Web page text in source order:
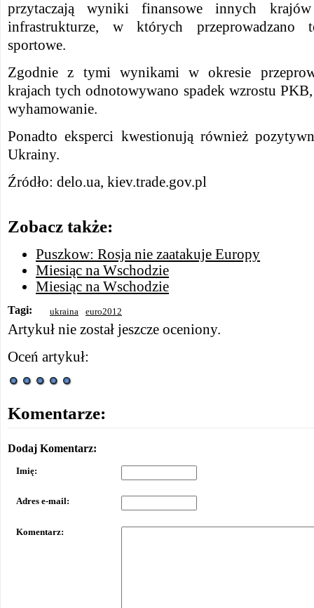
przytaczają wyniki finansowe innych
infrastrukturze, w których przeprowadzano
sportowe.
Zgodnie z tymi wynikami w okresie
krajach tych odnotowywano spadek wzrostu
wyhamowanie.
Ponadto eksperci kwestionują również
Ukrainy.
Źródło: delo.ua, kiev.trade.gov.pl
Zobacz także:
Puszkow: Rosja nie zaatakuje Europy
Miesiąc na Wschodzie
Miesiąc na Wschodzie
Tagi: ukraina euro2012
Artykuł nie został jeszcze oceniony.
Oceń artykuł:
Komentarze:
Dodaj Komentarz:
Imię:
Adres e-mail:
Komentarz: